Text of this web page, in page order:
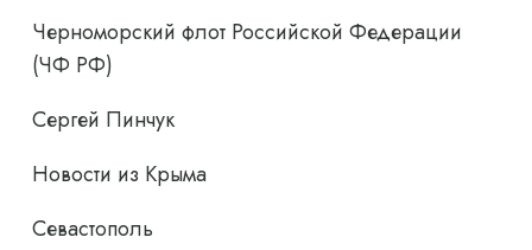
Черноморский флот Российской Федерации
(ЧФ РФ)
Сергей Пинчук
Новости из Крыма
Севастополь